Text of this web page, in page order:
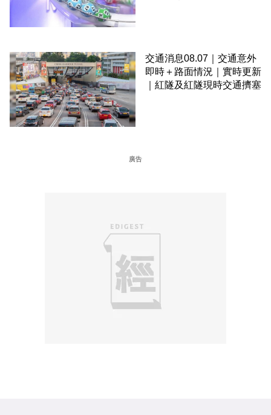
交通消息08.07｜交通意外
即時＋路面情況｜實時更新
｜紅隧及紅隧現時交通擠塞
廣告